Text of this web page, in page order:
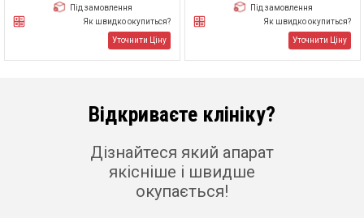
Під замовлення
Як швидко окупиться?
Уточнити Ціну
Під замовлення
Як швидко окупиться?
Уточнити Ціну
Відкриваєте клініку?
Дізнайтеся який апарат
якісніше і швидше
окупається!